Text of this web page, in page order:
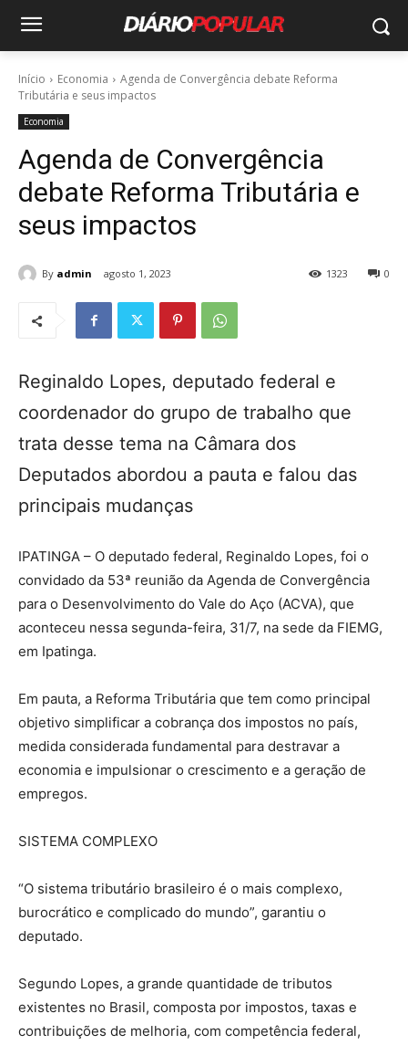
Início Economia
Agenda de Convergência debate Reforma
Tributária e seus impactos
Economia
Agenda de Convergência
debate Reforma Tributária e
seus impactos
By admin agosto 1, 2023 0
1323
Reginaldo Lopes, deputado federal e
coordenador do grupo de trabalho que
trata desse tema na Câmara dos
Deputados abordou a pauta e falou das
principais mudanças
IPATINGA – O deputado federal, Reginaldo Lopes, foi o
convidado da 53ª reunião da Agenda de Convergência
para o Desenvolvimento do Vale do Aço (ACVA), que
aconteceu nessa segunda-feira, 31/7, na sede da FIEMG,
em Ipatinga.
Em pauta, a Reforma Tributária que tem como principal
objetivo simplificar a cobrança dos impostos no país,
medida considerada fundamental para destravar a
economia e impulsionar o crescimento e a geração de
empregos.
SISTEMA COMPLEXO
“O sistema tributário brasileiro é o mais complexo,
burocrático e complicado do mundo”, garantiu o
deputado.
Segundo Lopes, a grande quantidade de tributos
existentes no Brasil, composta por impostos, taxas e
contribuições de melhoria, com competência federal,